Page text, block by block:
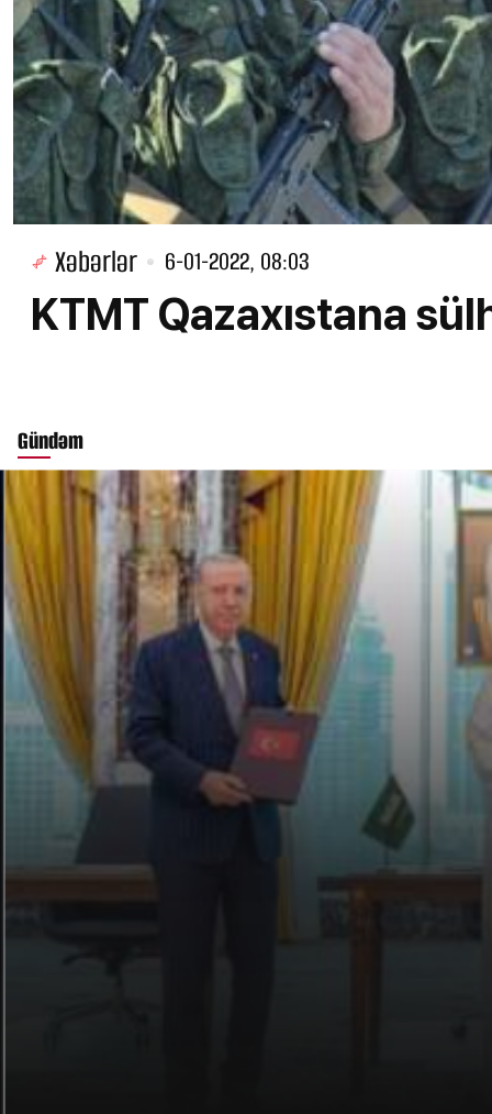
Xəbərlər 6-01-2022, 08:03
KTMT Qazaxıstana
Gündəm